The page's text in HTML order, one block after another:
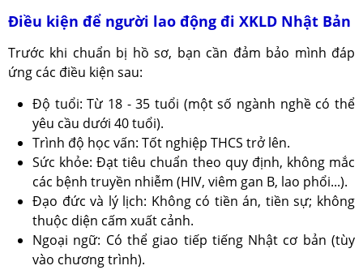
Điều kiện để người lao động đi XKLD Nhật Bản
Trước khi chuẩn bị hồ sơ, bạn cần đảm bảo mình đáp
ứng các điều kiện sau:
Độ tuổi: Từ 18 - 35 tuổi (một số ngành nghề có thể
yêu cầu dưới 40 tuổi).
Trình độ học vấn: Tốt nghiệp THCS trở lên.
Sức khỏe: Đạt tiêu chuẩn theo quy định, không mắc
các bệnh truyền nhiễm (HIV, viêm gan B, lao phổi...).
Đạo đức và lý lịch: Không có tiền án, tiền sự; không
thuộc diện cấm xuất cảnh.
Ngoại ngữ: Có thể giao tiếp tiếng Nhật cơ bản (tùy
vào chương trình).